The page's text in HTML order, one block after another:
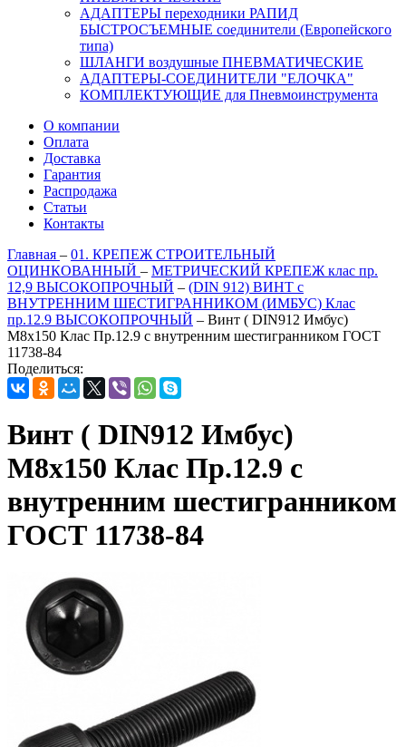
АДАПТЕРЫ переходники РАПИД
БЫСТРОСЪЕМНЫЕ соединители (Европейского
типа)
ШЛАНГИ воздушные ПНЕВМАТИЧЕСКИЕ
АДАПТЕРЫ-СОЕДИНИТЕЛИ "ЕЛОЧКА"
КОМПЛЕКТУЮЩИЕ для Пневмоинструмента
О компании
Оплата
Доставка
Гарантия
Распродажа
Статьи
Контакты
Главная – 01. КРЕПЕЖ СТРОИТЕЛЬНЫЙ
ОЦИНКОВАННЫЙ – МЕТРИЧЕСКИЙ КРЕПЕЖ клас пр.
12,9 ВЫСОКОПРОЧНЫЙ – (DIN 912) ВИНТ с
ВНУТРЕННИМ ШЕСТИГРАННИКОМ (ИМБУС) Клас
пр.12.9 ВЫСОКОПРОЧНЫЙ – Винт ( DIN912 Имбус)
М8х150 Клас Пр.12.9 с внутренним шестигранником ГОСТ
11738-84
Поделиться:
Винт ( DIN912 Имбус)
М8х150 Клас Пр.12.9 с
внутренним шестигранником
ГОСТ 11738-84